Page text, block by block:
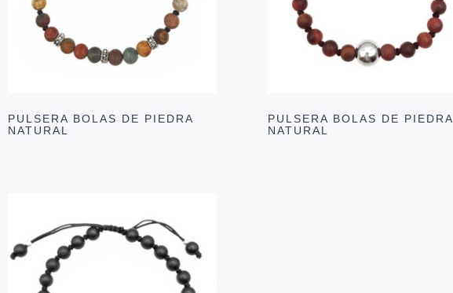
PULSERA BOLAS DE PIEDRA
NATURAL
PULSERA BOLAS DE PIEDRA
NATURAL